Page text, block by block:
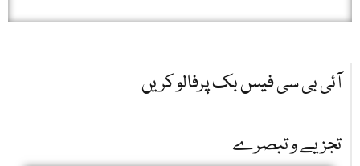
آئی بی سی فیس بک پرفالو کریں
تجزیے و تبصرے